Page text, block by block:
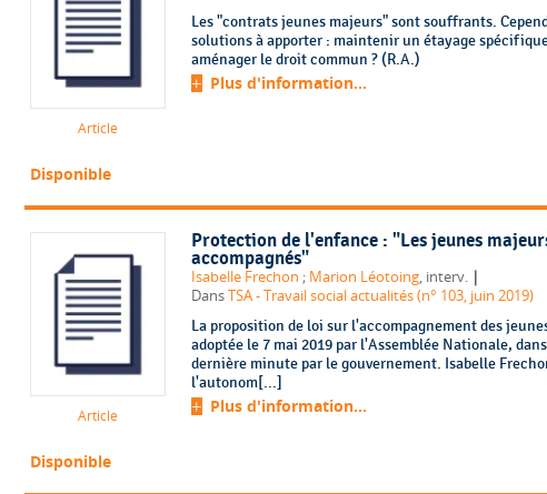
Article
Les "contrats jeunes majeurs" sont souffrants.
solutions à apporter : maintenir un étayage
aménager le droit commun ? (R.A.)
Plus d'information...
Disponible
Article
Protection de l'enfance : "Les jeunes
accompagnés"
Isabelle Frechon ; Marion Léotoing, interv. |
DansTSA - Travail social actualités (n° 103, juin 2019)
La proposition de loi sur l'accompagnement des
adoptée le 7 mai 2019 par l'Assemblée Nationale,
dernière minute par le gouvernement. Isabelle
l'autonom[...]
Plus d'information...
Disponible